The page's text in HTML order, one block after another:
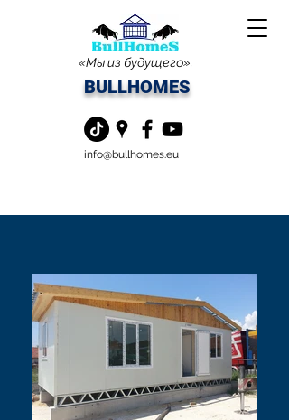
«Мы из будущего».
BULLHOMES
info@bullhomes.eu